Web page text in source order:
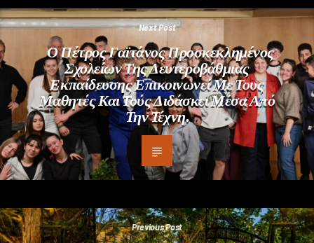
Next Post
Ο Πέτρος Γαϊτάνος Προσκεκλημένος
Σχολείων Της Δευτεροβάθμιας
Εκπαίδευσης Επικοινωνεί Με Τους
Μαθητές Και Τούς Διδάσκει Μέσα Από
Την Τέχνη.
Previous Post